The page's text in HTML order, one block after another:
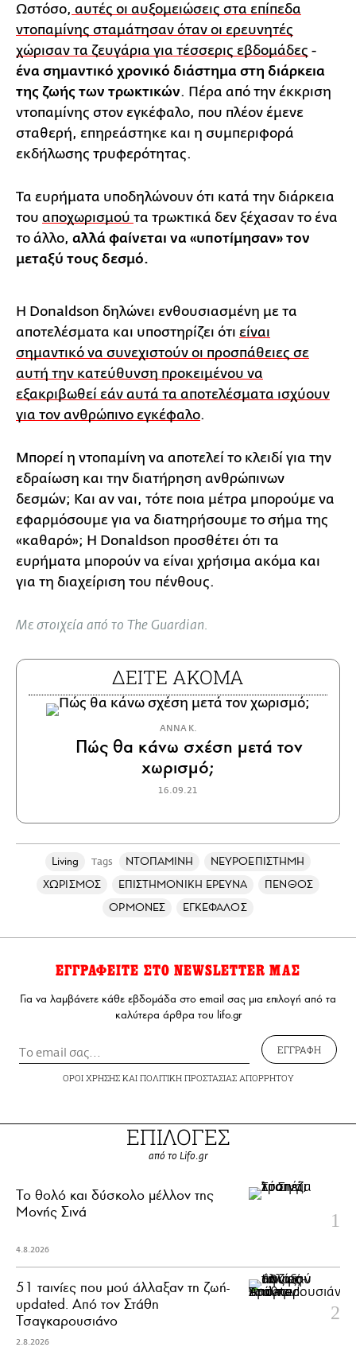
Ωστόσο, αυτές οι αυξομειώσεις στα επίπεδα
ντοπαμίνης σταμάτησαν όταν οι ερευνητές
χώρισαν τα ζευγάρια για τέσσερις εβδομάδες -
ένα σημαντικό χρονικό διάστημα στη διάρκεια
της ζωής των τρωκτικών. Πέρα από την έκκριση
ντοπαμίνης στον εγκέφαλο, που πλέον έμενε
σταθερή, επηρεάστηκε και η συμπεριφορά
εκδήλωσης τρυφερότητας.
Τα ευρήματα υποδηλώνουν ότι κατά την διάρκεια
του αποχωρισμού τα τρωκτικά δεν ξέχασαν το ένα
το άλλο, αλλά φαίνεται να «υποτίμησαν» τον
μεταξύ τους δεσμό.
Η Donaldson δηλώνει ενθουσιασμένη με τα
αποτελέσματα και υποστηρίζει ότι είναι
σημαντικό να συνεχιστούν οι προσπάθειες σε
αυτή την κατεύθυνση προκειμένου να
εξακριβωθεί εάν αυτά τα αποτελέσματα ισχύουν
για τον ανθρώπινο εγκέφαλο.
Μπορεί η ντοπαμίνη να αποτελεί το κλειδί για την
εδραίωση και την διατήρηση ανθρώπινων
δεσμών; Και αν ναι, τότε ποια μέτρα μπορούμε να
εφαρμόσουμε για να διατηρήσουμε το σήμα της
«καθαρό»; Η Donaldson προσθέτει ότι τα
ευρήματα μπορούν να είναι χρήσιμα ακόμα και
για τη διαχείριση του πένθους.
Με στοιχεία από το The Guardian.
ΔΕΙΤΕ ΑΚΟΜΑ
ΑΝΝΑ Κ.
Πώς θα κάνω σχέση μετά τον
χωρισμό;
16.09.21
Living Tags ΝΤΟΠΑΜΙΝΗ
ΝΕΥΡΟΕΠΙΣΤΗΜΗ
ΧΩΡΙΣΜΟΣ
ΕΠΙΣΤΗΜΟΝΙΚΗ ΕΡΕΥΝΑ
ΠΕΝΘΟΣ
ΟΡΜΟΝΕΣ
ΕΓΚΕΦΑΛΟΣ
ΕΓΓΡΑΦΕΙΤΕ ΣΤΟ NEWSLETTER ΜΑΣ
Για να λαμβάνετε κάθε εβδομάδα στο email σας μια επιλογή από τα
καλύτερα άρθρα του lifo.gr
ΕΓΓΡΑΦΗ
ΟΡΟΙ ΧΡΗΣΗΣΚΑΙ ΠΟΛΙΤΙΚΗ ΠΡΟΣΤΑΣΙΑΣ ΑΠΟΡΡΗΤΟΥ
ΕΠΙΛΟΓΕΣ
από το Lifo.gr
Το θολό και δύσκολο μέλλον της
Μονής Σινά
4.8.2026
51 ταινίες που μού άλλαξαν τη ζωή-
updated. Aπό τον Στάθη
Τσαγκαρουσιάνο
2.8.2026